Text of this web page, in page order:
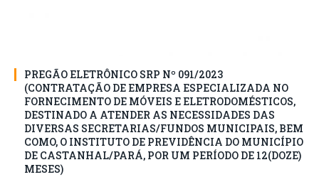
PREGÃO ELETRÔNICO SRP Nº 091/2023
(CONTRATAÇÃO DE EMPRESA ESPECIALIZADA NO
FORNECIMENTO DE MÓVEIS E ELETRODOMÉSTICOS,
DESTINADO A ATENDER AS NECESSIDADES DAS
DIVERSAS SECRETARIAS/FUNDOS MUNICIPAIS, BEM
COMO, O INSTITUTO DE PREVIDÊNCIA DO MUNICÍPIO
DE CASTANHAL/PARÁ, POR UM PERÍODO DE 12(DOZE)
MESES)